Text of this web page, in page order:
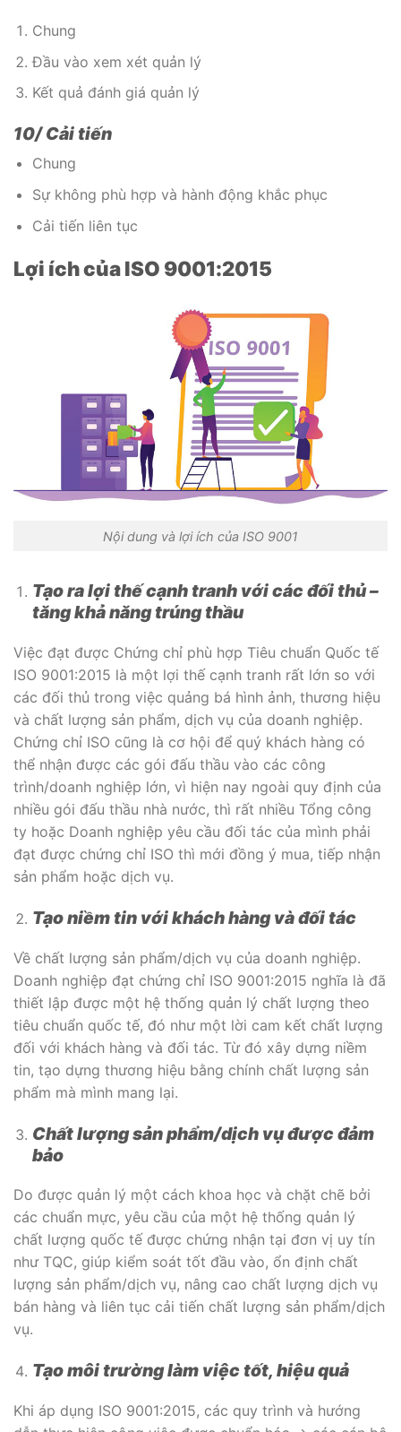
Chung
Đầu vào xem xét quản lý
Kết quả đánh giá quản lý
10/ Cải tiến
Chung
Sự không phù hợp và hành động khắc phục
Cải tiến liên tục
Lợi ích của ISO 9001:2015
Nội dung và lợi ích của ISO 9001
Tạo ra lợi thế cạnh tranh với các đối thủ –
tăng khả năng trúng thầu
Việc đạt được Chứng chỉ phù hợp Tiêu chuẩn Quốc tế
ISO 9001:2015 là một lợi thế cạnh tranh rất lớn so với
các đối thủ trong việc quảng bá hình ảnh, thương hiệu
và chất lượng sản phẩm, dịch vụ của doanh nghiệp.
Chứng chỉ ISO cũng là cơ hội để quý khách hàng có
thể nhận được các gói đấu thầu vào các công
trình/doanh nghiệp lớn, vì hiện nay ngoài quy định của
nhiều gói đấu thầu nhà nước, thì rất nhiều Tổng công
ty hoặc Doanh nghiệp yêu cầu đối tác của mình phải
đạt được chứng chỉ ISO thì mới đồng ý mua, tiếp nhận
sản phẩm hoặc dịch vụ.
Tạo niềm tin với khách hàng và đối tác
Về chất lượng sản phẩm/dịch vụ của doanh nghiệp.
Doanh nghiệp đạt chứng chỉ ISO 9001:2015 nghĩa là đã
thiết lập được một hệ thống quản lý chất lượng theo
tiêu chuẩn quốc tế, đó như một lời cam kết chất lượng
đối với khách hàng và đối tác. Từ đó xây dựng niềm
tin, tạo dựng thương hiệu bằng chính chất lượng sản
phẩm mà mình mang lại.
Chất lượng sản phẩm/dịch vụ được đảm
bảo
Do được quản lý một cách khoa học và chặt chẽ bởi
các chuẩn mực, yêu cầu của một hệ thống quản lý
chất lượng quốc tế được chứng nhận tại đơn vị uy tín
như TQC, giúp kiểm soát tốt đầu vào, ổn định chất
lượng sản phẩm/dịch vụ, nâng cao chất lượng dịch vụ
bán hàng và liên tục cải tiến chất lượng sản phẩm/dịch
vụ.
Tạo môi trường làm việc tốt, hiệu quả
Khi áp dụng ISO 9001:2015, các quy trình và hướng